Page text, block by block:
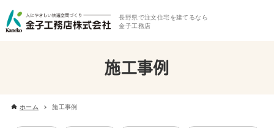
長野県で注文住宅を建てるなら
金子工務店
施工事例
ホーム 施工事例